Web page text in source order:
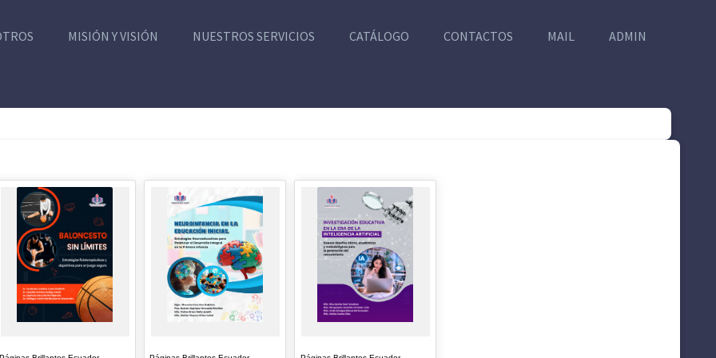
MISIÓN Y VISIÓN NUESTROS SERVICIOS CATÁLOGO CONTACTOS MAIL ADMIN